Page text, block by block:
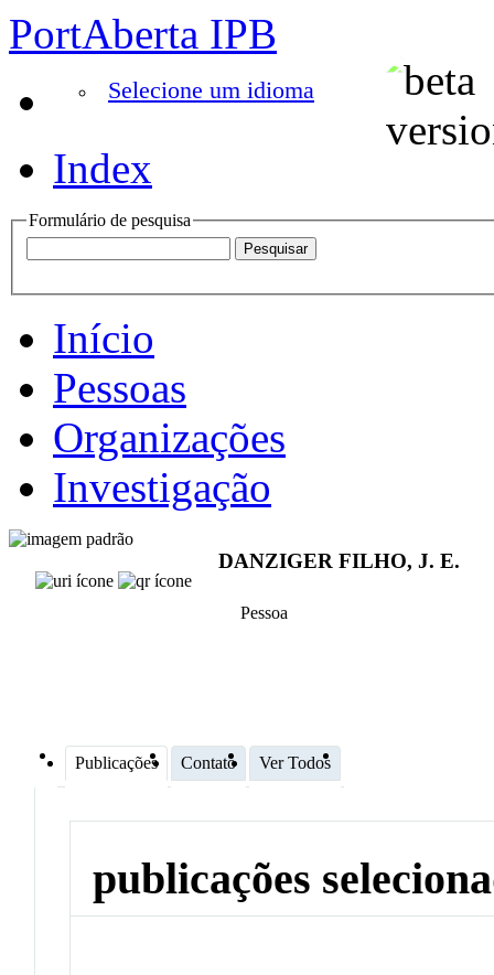
PortAberta IPB
Selecione um idioma
Index
Formulário de pesquisa
Início
Pessoas
Organizações
Investigação
DANZIGER FILHO, J. E.
Pessoa
Publicações Contato Ver Todos
publicações